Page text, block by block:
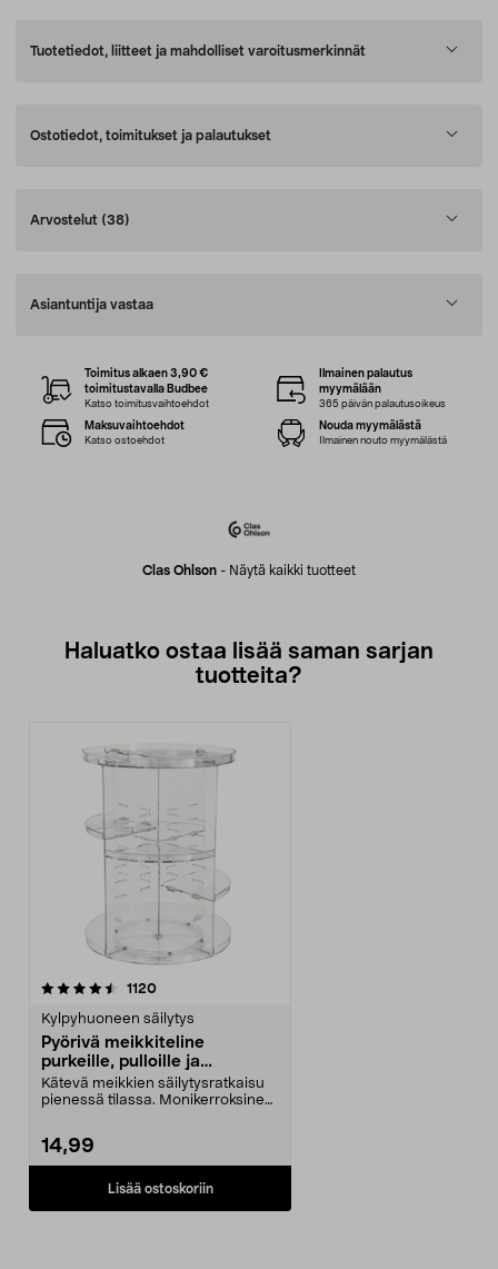
Tuotetiedot, liitteet ja mahdolliset varoitusmerkinnät
Ostotiedot, toimitukset ja palautukset
Arvostelut (38)
Asiantuntija vastaa
Clas Ohlson - Näytä kaikki tuotteet
Toimitus alkaen 3,90 €
toimitustavalla Budbee
Katso toimitusvaihtoehdot
Ilmainen palautus
myymälään
365 päivän palautusoikeus
Maksuvaihtoehdot
Katso ostoehdot
Nouda myymälästä
Ilmainen nouto myymälästä
Haluatko ostaa lisää saman sarjan
tuotteita?
1120arvostelut
Kylpyhuoneen säilytys
Pyörivä meikkiteline
purkeille, pulloille ja
siveltimille
Kätevä meikkien säilytysratkaisu
pienessä tilassa. Monikerroksinen
14,99
Lisää ostoskoriin